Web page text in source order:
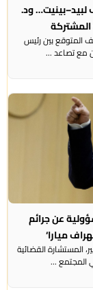
ود.
بين رئيس
مع تصاعد ...
عن جرائم
ميارا‘
القضائية